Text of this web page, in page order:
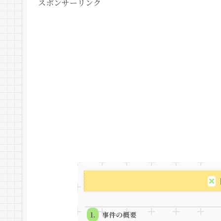
スポンサーリンク
事件の概要